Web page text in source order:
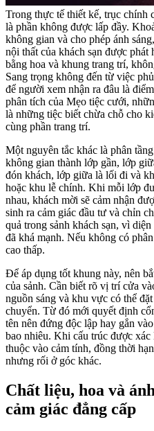
Trong thực tế thiết kế, trục chính
là phần không được lấp đầy.
không gian và cho phép ánh
nội thất của khách sạn được
bằng hoa và khung trang trí,
Sang trọng không đến từ việc
để người xem nhận ra đâu là
phân tích của Mẹo tiệc cưới,
là những tiệc biết chừa chỗ cho
cùng phần trang trí.
Một nguyên tắc khác là phân
không gian thành lớp gần, lớp
đón khách, lớp giữa là lối đi và
hoặc khu lễ chính. Khi mỗi lớp
nhau, khách mời sẽ cảm nhận
sinh ra cảm giác đầu tư và chỉn
quả trong sảnh khách sạn, vì
đã khá mạnh. Nếu không có
cao thấp.
Để áp dụng tốt khung này, nên
của sảnh. Cần biết rõ vị trí cửa
nguồn sáng và khu vực có thể
chuyển. Từ đó mới quyết định
tên nên đứng độc lập hay gắn
bao nhiêu. Khi cấu trúc được
thuộc vào cảm tính, đồng thời
nhưng rối ở góc khác.
Chất liệu, hoa và
cảm giác đẳng cấp